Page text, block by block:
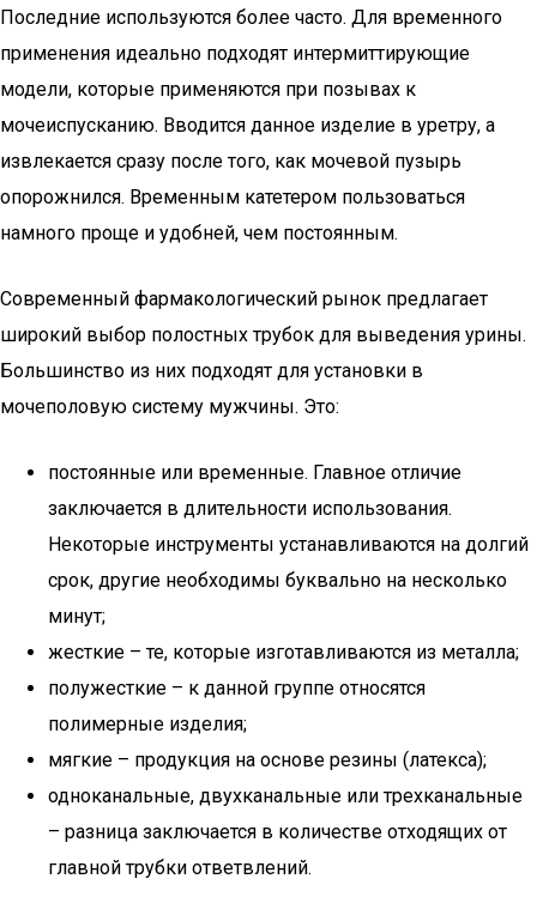
Последние используются более часто. Для временного
применения идеально подходят интермиттирующие
модели, которые применяются при позывах к
мочеиспусканию. Вводится данное изделие в уретру, а
извлекается сразу после того, как мочевой пузырь
опорожнился. Временным катетером пользоваться
намного проще и удобней, чем постоянным.
Современный фармакологический рынок предлагает
широкий выбор полостных трубок для выведения урины.
Большинство из них подходят для установки в
мочеполовую систему мужчины. Это:
постоянные или временные. Главное отличие
заключается в длительности использования.
Некоторые инструменты устанавливаются на долгий
срок, другие необходимы буквально на несколько
минут;
жесткие – те, которые изготавливаются из металла;
полужесткие – к данной группе относятся
полимерные изделия;
мягкие – продукция на основе резины (латекса);
одноканальные, двухканальные или трехканальные
– разница заключается в количестве отходящих от
главной трубки ответвлений.